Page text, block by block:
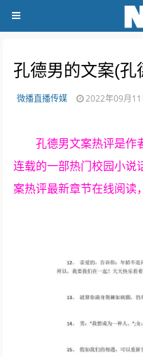
孔德男的文案(孔
微播直播传媒 2022年09月
孔德男文案热评是作
连载的一部热门校园小说
案热评最新章节在线阅读